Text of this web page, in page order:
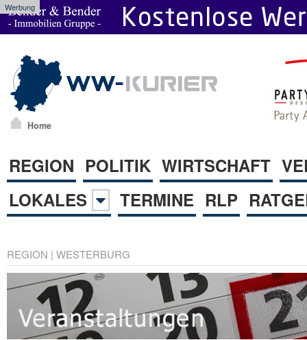
Werbung
Home
REGION POLITIK WIRTSCHAFT
LOKALES
TERMINE RLP
REGION | WESTERBURG